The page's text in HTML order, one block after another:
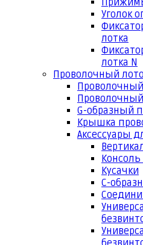
Уголок
лотка
лотка N
Проволочный
G-образный
Крышка
Аксессуары
Консоль
Кусачки
С-